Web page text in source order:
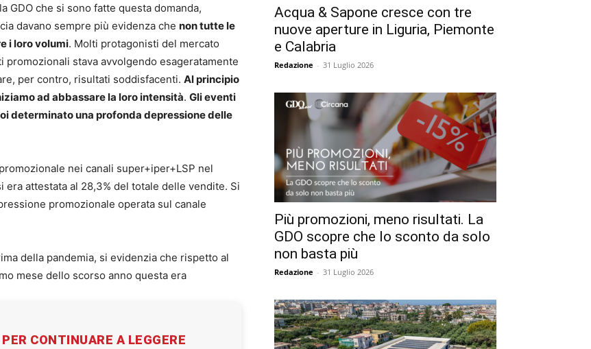
GDO che si sono fatte questa domanda,
davano sempre più evidenza che non tutte le
i loro volumi. Molti protagonisti del mercato
stava avvolgendo esageratamente
per contro, risultati soddisfacenti. Al principio
ad abbassare la loro intensità. Gli eventi
determinato una profonda depressione delle
nei canali super+iper+LSP nel
attestata al 28,3% del totale delle vendite. Si
promozionale operata sul canale
della pandemia, si evidenzia che rispetto al
mese dello scorso anno questa era
CONTINUARE A LEGGERE
Acqua & Sapone cresce con tre
nuove aperture in Liguria, Piemonte
e Calabria
Redazione - 31 Luglio 2026
Più promozioni, meno risultati. La
GDO scopre che lo sconto da solo
non basta più
Redazione - 31 Luglio 2026